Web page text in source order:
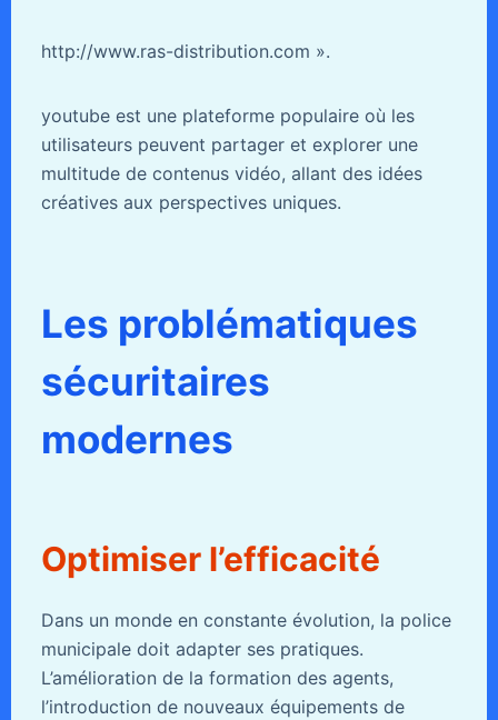
http://www.ras-distribution.com ».
youtube est une plateforme populaire où les
utilisateurs peuvent partager et explorer une
multitude de contenus vidéo, allant des idées
créatives aux perspectives uniques.
Les problématiques
sécuritaires
modernes
Optimiser l’efficacité
Dans un monde en constante évolution, la police
municipale doit adapter ses pratiques.
L’amélioration de la formation des agents,
l’introduction de nouveaux équipements de